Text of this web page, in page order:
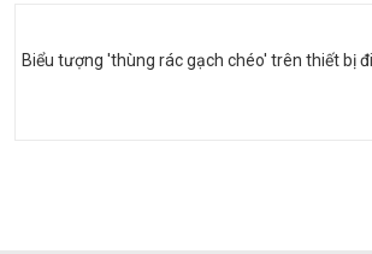
Biểu tượng 'thùng rác gạch chéo' trên thiết bị